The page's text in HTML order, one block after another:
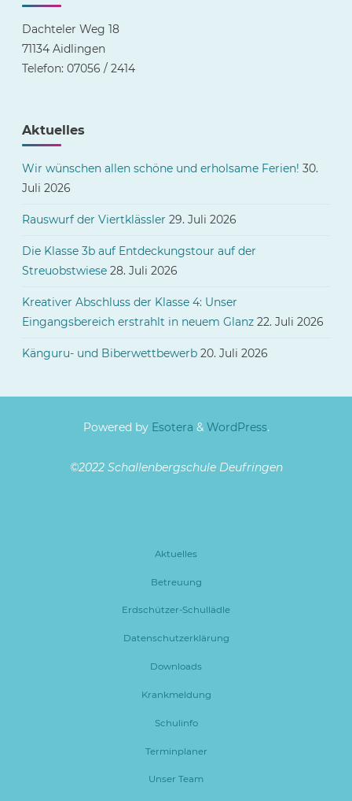
Dachteler Weg 18
71134 Aidlingen
Telefon: 07056 / 2414
Aktuelles
Wir wünschen allen schöne und erholsame Ferien! 30.
Juli 2026
Rauswurf der Viertklässler 29. Juli 2026
Die Klasse 3b auf Entdeckungstour auf der
Streuobstwiese 28. Juli 2026
Kreativer Abschluss der Klasse 4: Unser
Eingangsbereich erstrahlt in neuem Glanz 22. Juli 2026
Känguru- und Biberwettbewerb 20. Juli 2026
Powered byEsotera & WordPress.
©2022 Schallenbergschule Deufringen
Aktuelles
Betreuung
Erdschützer-Schullädle
Datenschutzerklärung
Downloads
Krankmeldung
Schulinfo
Terminplaner
Unser Team